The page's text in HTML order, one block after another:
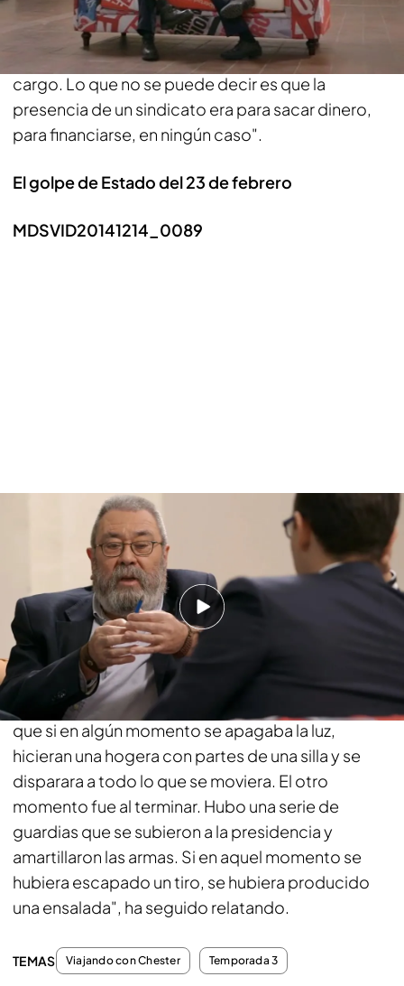
salvo en un caso que es el de José Ángel
Fernández Villa, no ha habido nadie que se haya
enriquecido personalmente en el ejercicio de su
cargo. Lo que no se puede decir es que la
presencia de un sindicato era para sacar dinero,
para financiarse, en ningún caso".
El golpe de Estado del 23 de febrero
MDSVID20141214_0089
Cándido Méndez fue testigo del golpe de Estado
del 23 de febrero de 1981. "Me metí debajo del
escaño cuando empezaron a disparar. En aquel
momento comencé a dar un repaso acelerado a
mi vida, pensé que no saldría vivo de ahí", ha
declarado el secretario general de UGT. Además,
ha apuntado que hubo dos momentos muy
delicados durante el golpe de Estado. "Tejero dijo
que si en algún momento se apagaba la luz,
hicieran una hogera con partes de una silla y se
disparara a todo lo que se moviera. El otro
momento fue al terminar. Hubo una serie de
guardias que se subieron a la presidencia y
amartillaron las armas. Si en aquel momento se
hubiera escapado un tiro, se hubiera producido
una ensalada", ha seguido relatando.
TEMAS Viajando con Chester Temporada 3